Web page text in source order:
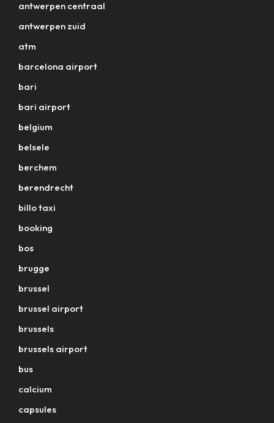
antwerpen centraal
antwerpen zuid
atm
barcelona airport
bari
bari airport
belgium
belsele
berchem
berendrecht
billo taxi
booking
bos
brugge
brussel
brussel airport
brussels
brussels airport
bus
calcium
capsules